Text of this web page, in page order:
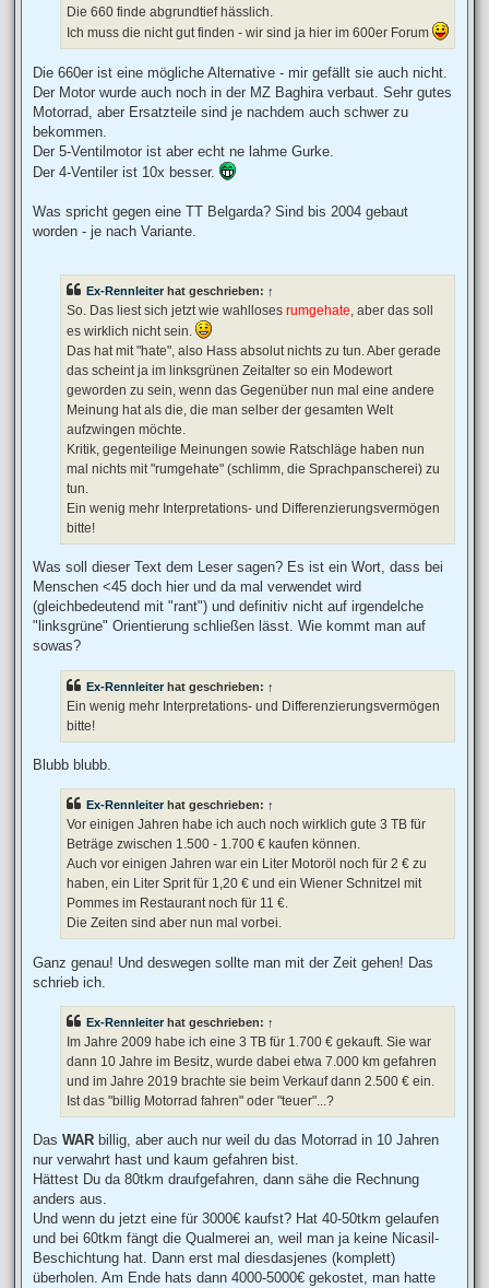
Die 660 finde abgrundtief hässlich.
Ich muss die nicht gut finden - wir sind ja hier im 600er Forum
Die 660er ist eine mögliche Alternative - mir gefällt sie auch nicht.
Der Motor wurde auch noch in der MZ Baghira verbaut. Sehr gutes
Motorrad, aber Ersatzteile sind je nachdem auch schwer zu
bekommen.
Der 5-Ventilmotor ist aber echt ne lahme Gurke.
Der 4-Ventiler ist 10x besser.
Was spricht gegen eine TT Belgarda? Sind bis 2004 gebaut
worden - je nach Variante.
Ex-Rennleiterhat geschrieben: ↑
So. Das liest sich jetzt wie wahlloses rumgehate, aber das soll
es wirklich nicht sein.
Das hat mit "hate", also Hass absolut nichts zu tun. Aber gerade
das scheint ja im linksgrünen Zeitalter so ein Modewort
geworden zu sein, wenn das Gegenüber nun mal eine andere
Meinung hat als die, die man selber der gesamten Welt
aufzwingen möchte.
Kritik, gegenteilige Meinungen sowie Ratschläge haben nun
mal nichts mit "rumgehate" (schlimm, die Sprachpanscherei) zu
tun.
Ein wenig mehr Interpretations- und Differenzierungsvermögen
bitte!
Was soll dieser Text dem Leser sagen? Es ist ein Wort, dass bei
Menschen <45 doch hier und da mal verwendet wird
(gleichbedeutend mit "rant") und definitiv nicht auf irgendelche
"linksgrüne" Orientierung schließen lässt. Wie kommt man auf
sowas?
Ex-Rennleiterhat geschrieben: ↑
Ein wenig mehr Interpretations- und Differenzierungsvermögen
bitte!
Blubb blubb.
Ex-Rennleiterhat geschrieben: ↑
Vor einigen Jahren habe ich auch noch wirklich gute 3 TB für
Beträge zwischen 1.500 - 1.700 € kaufen können.
Auch vor einigen Jahren war ein Liter Motoröl noch für 2 € zu
haben, ein Liter Sprit für 1,20 € und ein Wiener Schnitzel mit
Pommes im Restaurant noch für 11 €.
Die Zeiten sind aber nun mal vorbei.
Ganz genau! Und deswegen sollte man mit der Zeit gehen! Das
schrieb ich.
Ex-Rennleiterhat geschrieben: ↑
Im Jahre 2009 habe ich eine 3 TB für 1.700 € gekauft. Sie war
dann 10 Jahre im Besitz, wurde dabei etwa 7.000 km gefahren
und im Jahre 2019 brachte sie beim Verkauf dann 2.500 € ein.
Ist das "billig Motorrad fahren" oder "teuer"...?
Das WAR billig, aber auch nur weil du das Motorrad in 10 Jahren
nur verwahrt hast und kaum gefahren bist.
Hättest Du da 80tkm draufgefahren, dann sähe die Rechnung
anders aus.
Und wenn du jetzt eine für 3000€ kaufst? Hat 40-50tkm gelaufen
und bei 60tkm fängt die Qualmerei an, weil man ja keine Nicasil-
Beschichtung hat. Dann erst mal diesdasjenes (komplett)
überholen. Am Ende hats dann 4000-5000€ gekostet, man hatte